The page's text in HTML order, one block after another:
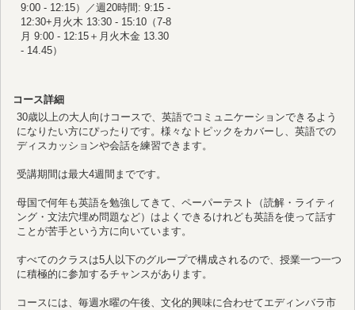
9:00 - 12:15）／週20時間: 9:15 -
12:30+月火木 13:30 - 15:10（7-8
月 9:00 - 12:15＋月火木金 13.30
- 14.45）
コース詳細
30歳以上の大人向けコースで、英語でコミュニケーションできるよう
になりたい方にぴったりです。様々なトピックをカバーし、英語での
ディスカッションや会話を練習できます。
受講期間は最大4週間までです。
母国で何年も英語を勉強してきて、ペーパーテスト（読解・ライティ
ング・文法穴埋め問題など）はよくできるけれども英語を使って話す
ことが苦手という方に向いています。
すべてのクラスは5人以下のグループで構成されるので、授業一つ一つ
に積極的に参加するチャンスがあります。
コースには、毎週水曜の午後、文化的興味に合わせてエディンバラ市